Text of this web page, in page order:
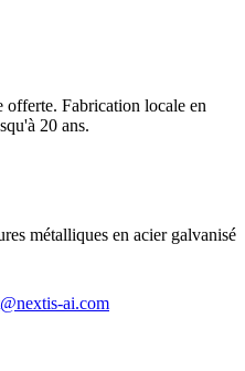
offerte. Fabrication locale en
20 ans.
métalliques en acier galvanisé
ai.com